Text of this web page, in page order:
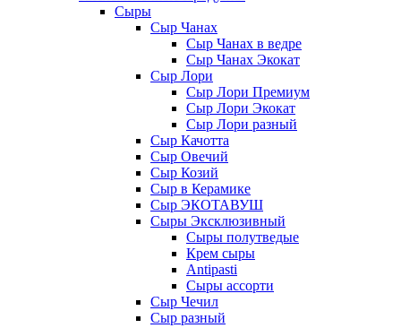
Сыры
Сыр Чанах
Сыр Чанах в ведре
Сыр Чанах Экокат
Сыр Лори
Сыр Лори Премиум
Сыр Лори Экокат
Сыр Лори разный
Сыр Качотта
Сыр Овечий
Сыр Козий
Сыр в Керамике
Сыр ЭКОТАВУШ
Сыры Эксклюзивный
Сыры полутведые
Крем сыры
Antipasti
Сыры ассорти
Сыр Чечил
Сыр разный